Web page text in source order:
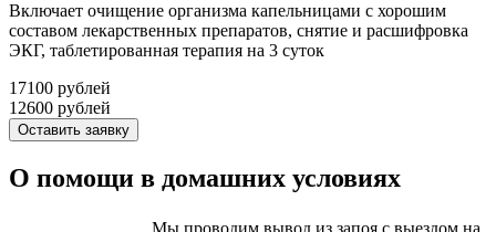
Включает очищение организма капельницами с хорошим
составом лекарственных препаратов, снятие и расшифровка
ЭКГ, таблетированная терапия на 3 суток
17100 рублей
12600 рублей
Оставить заявку
О помощи в домашних условиях